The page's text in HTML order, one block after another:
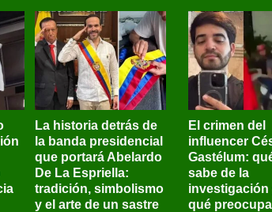
La historia detrás de
la banda presidencial
que portará Abelardo
De La Espriella:
tradición, simbolismo
y el arte de un sastre
El crimen del
influencer
Gastélum:
sabe de la
investigación
qué